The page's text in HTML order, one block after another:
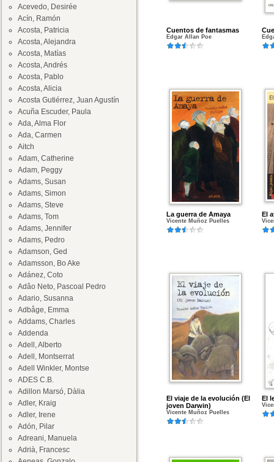
Acevedo, Desirée
Acín, Ramón
Acosta, Patricia
Acosta, Alejandra
Acosta, Matías
Acosta, Andrés
Acosta, Pablo
Acosta, Alicia
Acosta Gutiérrez, Juan Agustín
Acuña Escuder, Paula
Ada, Alma Flor
Ada, Carmen
Aitch
Adam, Catherine
Adam, Peggy
Adams, Susan
Adams, Simon
Adams, Steve
Adams, Tom
Adams, Jennifer
Adams, Pedro
Adamson, Ged
Adamsson, Bo Ake
Adánez, Coto
Adâo Neto, Pascoal Pedro
Adario, Susanna
Adbåge, Emma
Addams, Charles
Addenda
Adell, Alberto
Adell, Montserrat
Adell Winkler, Montse
ADES C.B.
Adillon Marsó, Dàlia
Adler, Kraig
Adler, Irene
Adón, Pilar
Adreani, Manuela
Adrià, Francesc
Cuentos de fantasmas
Edgar Allan Poe
La guerra de Amaya
Vicente Muñoz Puelles
El
El viaje de la evolución (El
joven Darwin)
Vicente Muñoz Puelles
El